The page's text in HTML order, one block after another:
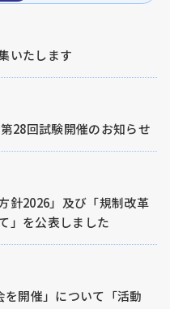
いたします
28回試験開催のお知らせ
針2026」及び「規制改革
」を公表しました
を開催」について「活動